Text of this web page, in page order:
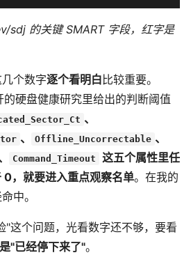
sdj 的关键 SMART 字段，红字是
个数字逐个看明白 比较重要。
硬盘健康研究里给出的判断阈值
、
、 Offline_Uncorrectable 、
Command_Timeout
这五个属性里任
，就要进入重点观察名单。在我的
中。
"这个问题，光看数字还不够，要看
"已经停下来了"。